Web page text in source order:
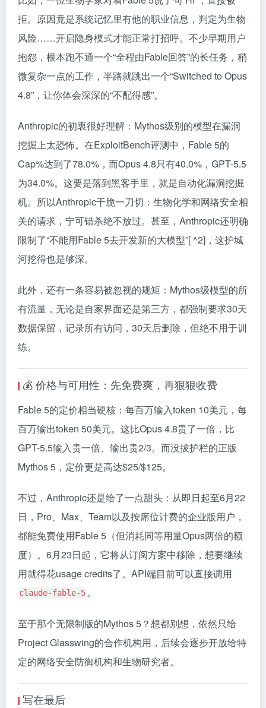
拒。原因竟是系统记忆里有他的职业信息，判定为生物
风险……开启隐身模式才能正常打招呼。不少早期用户
抱怨，根本跑不通一个“全程由Fable回答”的长任务，稍
微复杂一点的工作，半路就跳出一个“Switched to Opus
4.8”，让你体会深深的“不配得感”。
Anthropic的初衷很好理解：Mythos级别的模型在漏洞
挖掘上太恐怖。在ExploitBench评测中，Fable 5的
Cap%达到了78.0%，而Opus 4.8只有40.0%，GPT-5.5
为34.0%。这要是落到黑客手里，就是自动化漏洞挖掘
机。所以Anthropic干脆一刀切：生物化学和网络安全相
关的请求，宁可错杀绝不放过。甚至，Anthropic还明确
限制了“不能用Fable 5去开发新的大模型”[ ^2]，这护城
河挖得也是够深。
此外，还有一条容易被忽视的规矩：Mythos级模型的所
有流量，无论是自家界面还是第三方，都强制要求30天
数据保留，记录所有访问，30天后删除，但绝不用于训
练。
💰 价格与可用性：先免费爽，再狠狠收费
Fable 5的定价相当硬核：每百万输入token 10美元，每
百万输出token 50美元。这比Opus 4.8贵了一倍，比
GPT-5.5输入贵一倍、输出贵2/3。而没拔护栏的正版
Mythos 5，定价更是高达$25/$125。
不过，Anthropic还是给了一点甜头：从即日起至6月22
日，Pro、Max、Team以及按席位计费的企业版用户，
都能免费使用Fable 5（但消耗同等用量Opus两倍的额
度）。6月23日起，它将从订阅方案中移除，想要继续
用就得花usage credits了。API端目前可以直接调用
claude-fable-5。
至于那个无限制版的Mythos 5？想都别想，依然只给
Project Glasswing的合作机构用，后续会逐步开放给特
定的网络安全防御机构和生物研究者。
写在最后